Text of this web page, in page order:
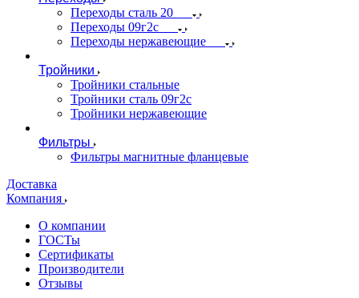
Переходы сталь 20
Переходы 09г2с
Переходы нержавеющие
Тройники
Тройники стальные
Тройники сталь 09г2с
Тройники нержавеющие
Фильтры
Фильтры магнитные фланцевые
Доставка
Компания
О компании
ГОСТы
Сертификаты
Производители
Отзывы